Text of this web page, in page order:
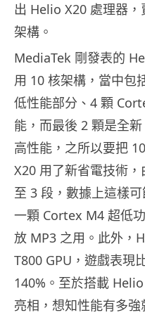
出 Helio X20 處理器
架構。
MediaTek 剛發表的
用 10 核架構，當中包
低性能部分、4 顆
能，而最後 2 顆是全
高性能，之所以要把
X20 用了新省電技術
至 3 段，數據上這樣
一顆 Cortex M4 超低
放 MP3 之用。此外，
T800 GPU，遊戲表現
140%。至於搭載
亮相，想知性能有多強